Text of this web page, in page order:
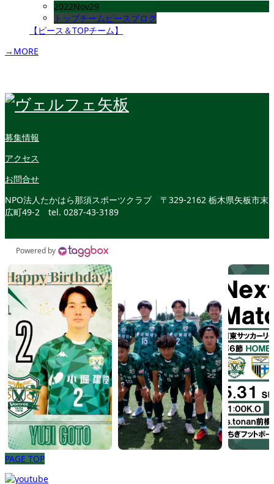
2022Nov29
トップチームピースブログ
【ピース＆TOPチーム】
→MORE
募集情報
アクセス
お問合せ
NPO法人たかはら那須スポーツクラブ
〒329-2162 栃木県矢板市末
広町49-2
tel. 0287-43-3189
Powered by
PAGE TOP